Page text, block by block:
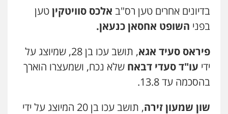
בדיונים אחרים טען רס"ב אלכס סוויטקיןטען
בפני השופט אחסאן כנעאן.
פיראס סעיד אגא
, תושב עכו בן 28, שמיוצג על
ידי עו"ד סעדי דבאח שלא נכח, ושמעצרו הוארך
בהסכמה עד 13.8.
שון שמעון זירה, תושב עכו בן 20 המיוצג על ידי
רונן הלל – מוניטין
מחיקת כתבות מגוגל ודחיקת אזכורים
שליליים
שירותים מקצועיים לעורכי דין
אחסון אתרים
תמיכה
מקצועיים לעורכי דין